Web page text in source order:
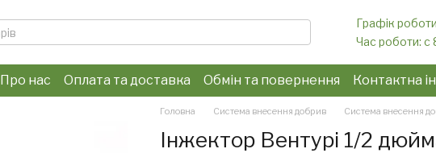
Графік
Час роботи: c
Про нас Оплата та доставка Обмін та повернення Контактна
Політика конфіденційності
Головна Система внесення добрив Система внесення
Інжектор Вентурі 1/2